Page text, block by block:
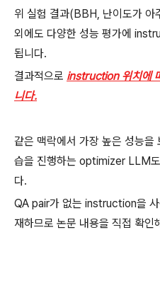
위 실험 결과(BBH, 난이도가
외에도 다양한 성능 평가에
됩니다.
결과적으로 instruction 위치에
니다.
같은 맥락에서 가장 높은 성능
습을 진행하는 optimizer LLM
다.
QA pair가 없는 instruction을
재하므로 논문 내용을 직접 확인